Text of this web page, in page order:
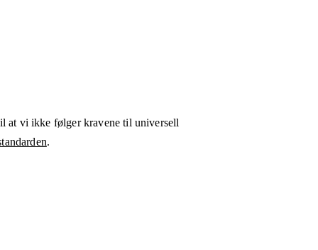
at vi ikke følger kravene til universell
.